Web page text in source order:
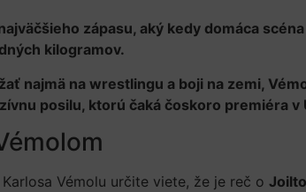
zápasu, aký kedy domáca
kilogramov.
najmä na wrestlingu a boji na zemi,
posilu, ktorú čaká čoskoro premiéra v
Vémolu určite viete, že je reč o